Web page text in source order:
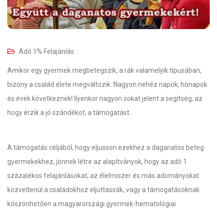
Adó 1% Felajánlás
Amikor egy gyermek megbetegszik, a rák valamelyik típusában,
bizony a család élete megváltozik. Nagyon nehéz napok, hónapok
és évek következnek! Ilyenkor nagyon sokat jelent a segítség, az
hogy érzik a jó szándékot, a támogatást.
A támogatás céljából, hogy eljusson ezekhez a daganatos beteg
gyermekekhez, jönnek létre az alapítványok, hogy az adó 1
százalékos felajánlásokat, az élelmiszer és más adományokat
közvetlenül a családokhoz eljuttassák, vagy a támogatásoknak
köszönhetően a magyarországi gyermek-hematológiai